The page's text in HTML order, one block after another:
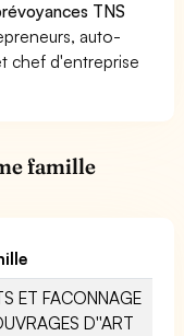
TNS
auto-
chef d'entreprise
famille
ET FACONNAGE
D''ART